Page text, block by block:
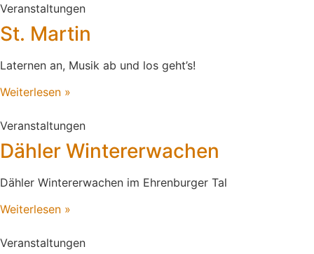
Veranstaltungen
St. Martin
Laternen an, Musik ab und los geht’s!
Weiterlesen »
Veranstaltungen
Dähler Wintererwachen
Dähler Wintererwachen im Ehrenburger Tal
Weiterlesen »
Veranstaltungen